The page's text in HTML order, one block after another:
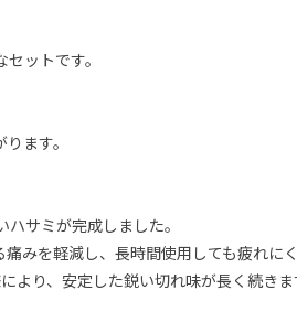
ットです。
ます。
サミが完成しました。
みを軽減し、長時間使用しても疲れに
より、安定した鋭い切れ味が長く続きま